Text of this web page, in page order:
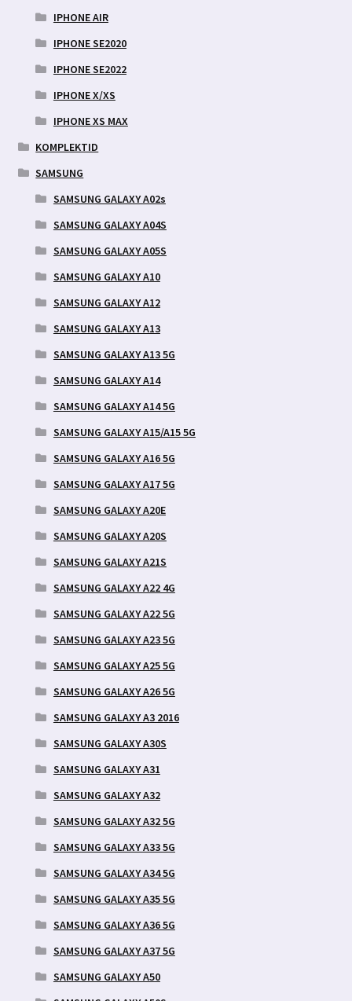
IPHONE AIR
IPHONE SE2020
IPHONE SE2022
IPHONE X/XS
IPHONE XS MAX
KOMPLEKTID
SAMSUNG
SAMSUNG GALAXY A02s
SAMSUNG GALAXY A04S
SAMSUNG GALAXY A05S
SAMSUNG GALAXY A10
SAMSUNG GALAXY A12
SAMSUNG GALAXY A13
SAMSUNG GALAXY A13 5G
SAMSUNG GALAXY A14
SAMSUNG GALAXY A14 5G
SAMSUNG GALAXY A15/A15 5G
SAMSUNG GALAXY A16 5G
SAMSUNG GALAXY A17 5G
SAMSUNG GALAXY A20E
SAMSUNG GALAXY A20S
SAMSUNG GALAXY A21S
SAMSUNG GALAXY A22 4G
SAMSUNG GALAXY A22 5G
SAMSUNG GALAXY A23 5G
SAMSUNG GALAXY A25 5G
SAMSUNG GALAXY A26 5G
SAMSUNG GALAXY A3 2016
SAMSUNG GALAXY A30S
SAMSUNG GALAXY A31
SAMSUNG GALAXY A32
SAMSUNG GALAXY A32 5G
SAMSUNG GALAXY A33 5G
SAMSUNG GALAXY A34 5G
SAMSUNG GALAXY A35 5G
SAMSUNG GALAXY A36 5G
SAMSUNG GALAXY A37 5G
SAMSUNG GALAXY A50